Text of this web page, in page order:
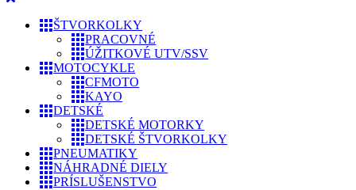
ŠTVORKOLKY
PRACOVNÉ
ÚŽITKOVÉ UTV/SSV
MOTOCYKLE
CFMOTO
KAYO
DETSKÉ
DETSKÉ MOTORKY
DETSKÉ ŠTVORKOLKY
PNEUMATIKY
NÁHRADNÉ DIELY
PRÍSLUŠENSTVO